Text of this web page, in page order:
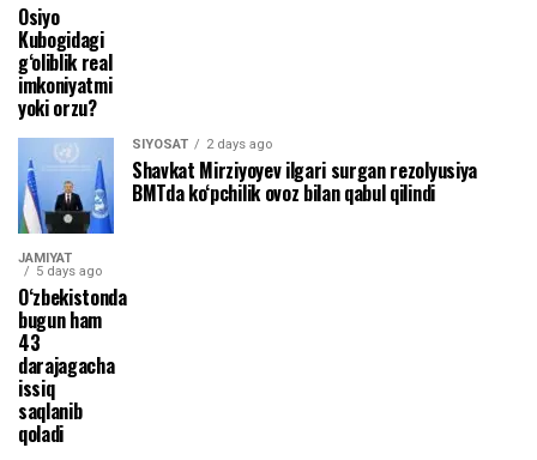
Osiyo
Kubogidagi
g‘oliblik real
imkoniyatmi
yoki orzu?
SIYOSAT 2 days ago
Shavkat Mirziyoyev ilgari surgan rezolyusiya
BMTda ko‘pchilik ovoz bilan qabul qilindi
JAMIYAT
5 days ago
O‘zbekistonda
bugun ham
43
darajagacha
issiq
saqlanib
qoladi